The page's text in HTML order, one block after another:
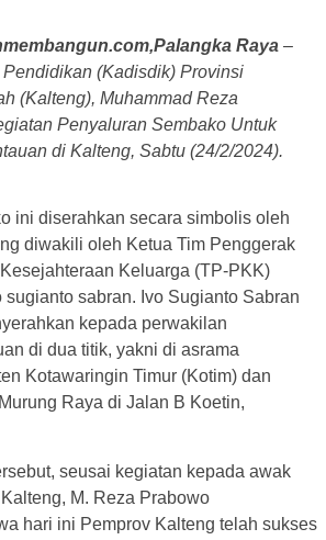
Raya –
(Kadisdik) Provinsi
(Kalteng), Muhammad Reza
Penyaluran Sembako Untuk
di Kalteng, Sabtu (24/2/2024).
ini diserahkan secara simbolis oleh
diwakili oleh Ketua Tim Penggerak
Keluarga (TP-PKK)
sugianto sabran. Ivo Sugianto Sabran
kepada perwakilan
di dua titik, yakni di asrama
Kotawaringin Timur (Kotim) dan
Raya di Jalan B Koetin,
seusai kegiatan kepada awak
M. Reza Prabowo
hari ini Pemprov Kalteng telah sukses